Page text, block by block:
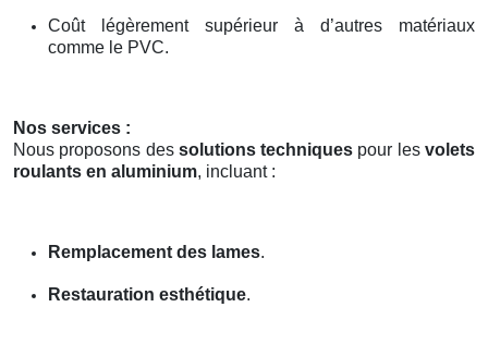
Coût légèrement supérieur à d’autres matériaux
comme le PVC.
Nos services :
Nous proposons des solutions techniques pour lesvolets
roulants en aluminium, incluant :
Remplacement des lames.
Restauration esthétique.